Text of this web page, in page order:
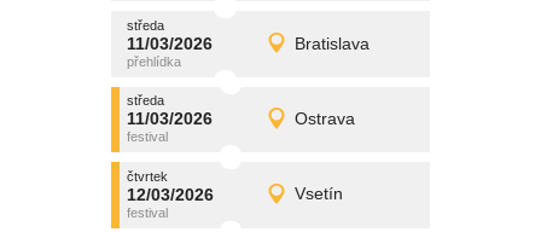
středa
11/03/2026 Bratislava
středa
11/03/2026 Detail
promítání
středa
11/03/2026 Ostrava
středa
11/03/2026 Detail
promítání
čtvrtek
12/03/2026 Vsetín
čtvrtek
12/03/2026 Detail
promítání